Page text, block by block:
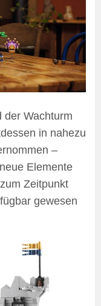
der Wachturm
in nahezu
–
Elemente
Zeitpunkt
gewesen